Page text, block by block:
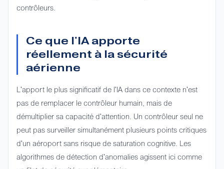
contrôleurs.
Ce que l'IA apporte
réellement à la sécurité
aérienne
L'apport le plus significatif de l'IA dans ce contexte n'est
pas de remplacer le contrôleur humain, mais de
démultiplier sa capacité d'attention. Un contrôleur seul ne
peut pas surveiller simultanément plusieurs points critiques
d'un aéroport sans risque de saturation cognitive. Les
algorithmes de détection d'anomalies agissent ici comme